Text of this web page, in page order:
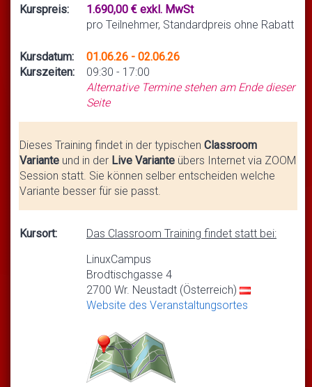
Kurspreis:
1.690,00 € exkl. MwSt
pro Teilnehmer, Standardpreis ohne Rabatt
Kursdatum:
Kurszeiten:
01.06.26 - 02.06.26
09:30 - 17:00
Alternative Termine stehen am Ende dieser
Seite
Dieses Training findet in der typischen Classroom
Variante und in der Live Variante übers Internet via ZOOM
Session statt. Sie können selber entscheiden welche
Variante besser für sie passt.
Kursort:
Das Classroom Training findet statt bei:
LinuxCampus
Brodtischgasse 4
2700 Wr. Neustadt (Österreich)
Website des Veranstaltungsortes